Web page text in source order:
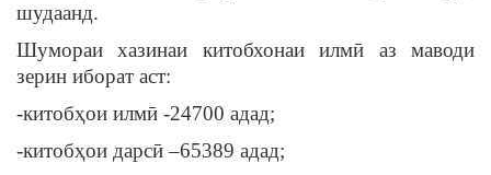
шудаанд.
Шумораи хазинаи китобхонаи илмӣ аз маводи
зерин иборат аст:
-китобҳои илмӣ -24700 адад;
-китобҳои дарсӣ –65389 адад;